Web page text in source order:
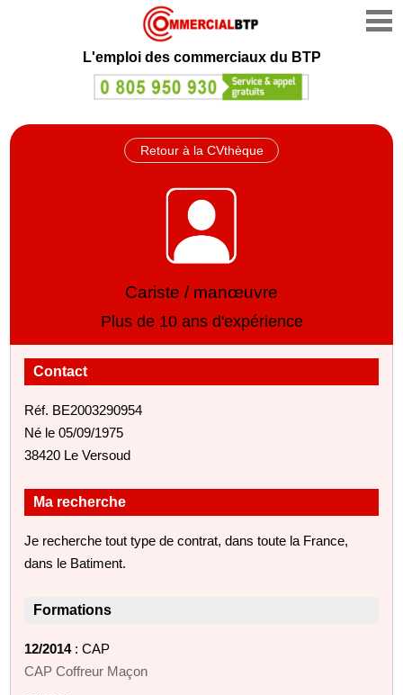
L'emploi des commerciaux du BTP
Retour à la CVthèque
Cariste / manœuvre
Plus de 10 ans d'expérience
Contact
Réf. BE2003290954
Né le 05/09/1975
38420 Le Versoud
Ma recherche
Je recherche tout type de contrat, dans toute la France,
dans le Batiment.
Formations
12/2014: CAP
CAP Coffreur Maçon